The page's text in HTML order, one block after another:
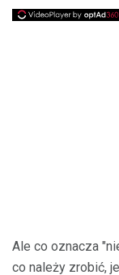
Ale co oznacza
co należy zrobić,